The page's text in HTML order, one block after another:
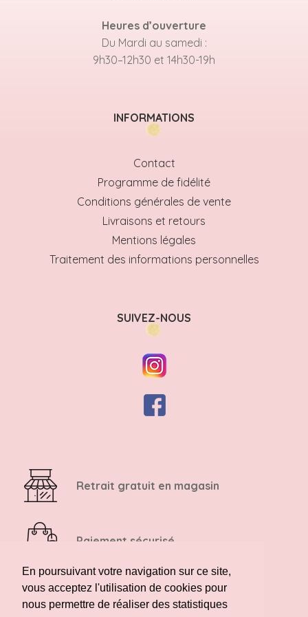
En poursuivant votre navigation sur ce site,
vous acceptez l'utilisation de cookies pour
nous permettre de réaliser des statistiques
Heures d’ouverture
Du Mardi au samedi :
9h30–12h30 et 14h30-19h
INFORMATIONS
Contact
Programme de fidélité
Conditions générales de vente
Livraisons et retours
Mentions légales
Traitement des informations personnelles
SUIVEZ-NOUS
Retrait gratuit en magasin
Paiement sécurisé
Retour possible sous 14 jours